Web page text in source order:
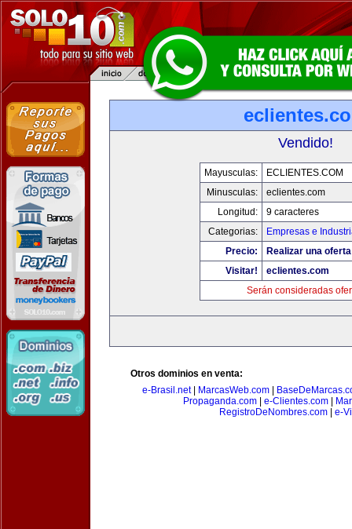
Vendido!
Mayusculas:
ECLIENTES.COM
Minusculas:
eclientes.com
Longitud:
9 caracteres
Categorias:
Empresas e
Precio:
Realizar una
Visitar!
eclientes.com
Serán consideradas
Otros dominios en venta:
e-Brasil.net| MarcasWeb.com|
Propaganda.com
e-Clientes.com
RegistroDeNombres.com| e-